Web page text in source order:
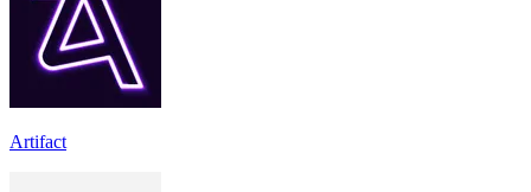
Artifact